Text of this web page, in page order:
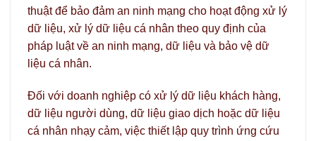
thuật để bảo đảm an ninh mạng cho hoạt động xử lý
dữ liệu, xử lý dữ liệu cá nhân theo quy định của
pháp luật về an ninh mạng, dữ liệu và bảo vệ dữ
liệu cá nhân.
Đối với doanh nghiệp có xử lý dữ liệu khách hàng,
dữ liệu người dùng, dữ liệu giao dịch hoặc dữ liệu
cá nhân nhạy cảm, việc thiết lập quy trình ứng cứu